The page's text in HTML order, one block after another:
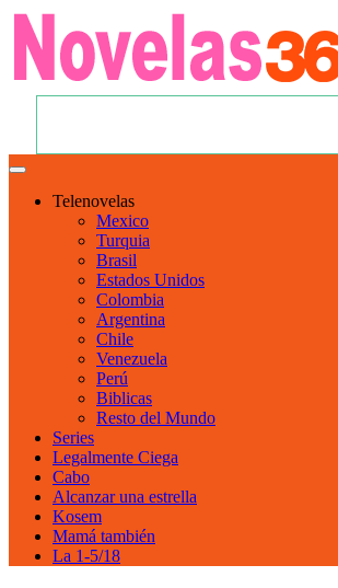
Telenovelas
Mexico
Turquia
Brasil
Estados Unidos
Colombia
Argentina
Chile
Venezuela
Perú
Biblicas
Resto del Mundo
Series
Legalmente Ciega
Cabo
Alcanzar una estrella
Kosem
Mamá también
La 1-5/18